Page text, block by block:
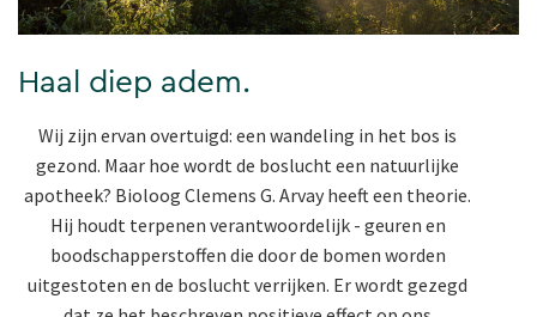
Haal diep adem.
Wij zijn ervan overtuigd: een wandeling in het bos is
gezond. Maar hoe wordt de boslucht een natuurlijke
apotheek? Bioloog Clemens G. Arvay heeft een theorie.
Hij houdt terpenen verantwoordelijk - geuren en
boodschapperstoffen die door de bomen worden
uitgestoten en de boslucht verrijken. Er wordt gezegd